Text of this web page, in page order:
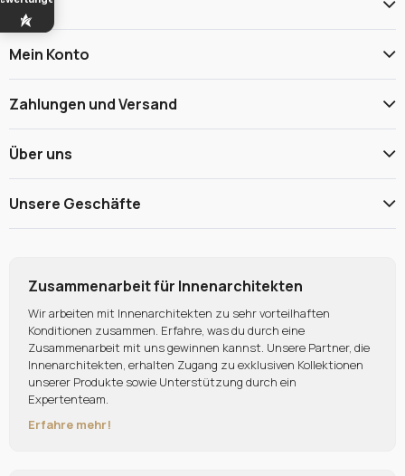
Menu
Mein Konto
Zahlungen und Versand
Über uns
Unsere Geschäfte
Zusammenarbeit für Innenarchitekten
Wir arbeiten mit Innenarchitekten zu sehr vorteilhaften
Konditionen zusammen. Erfahre, was du durch eine
Zusammenarbeit mit uns gewinnen kannst. Unsere Partner, die
Innenarchitekten, erhalten Zugang zu exklusiven Kollektionen
unserer Produkte sowie Unterstützung durch ein
Expertenteam.
Erfahre mehr!